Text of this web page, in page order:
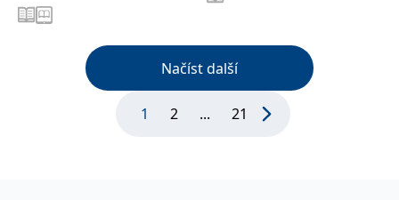
Načíst další
1 2 ... 21